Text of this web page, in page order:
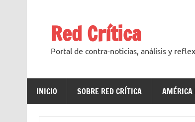
Red Crítica
Portal de contra-noticias, análisis y
INICIO SOBRE RED CRÍTICA